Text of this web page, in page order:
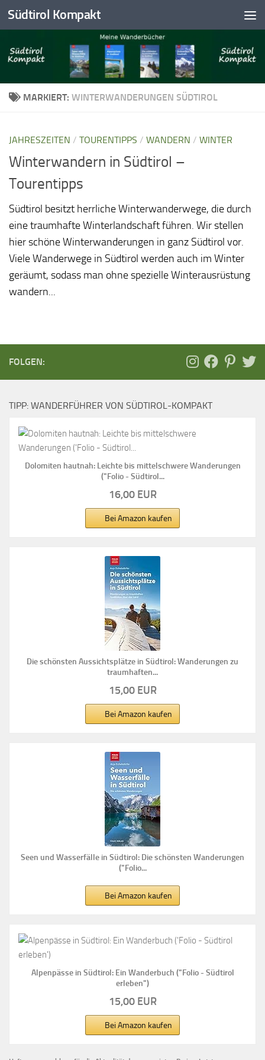
Skip to content
Südtirol Kompakt
MARKIERT: WINTERWANDERUNGEN SÜDTIROL
JAHRESZEITEN / TOURENTIPPS / WANDERN / WINTER
Winterwandern in Südtirol –
Tourentipps
Südtirol besitzt herrliche Winterwanderwege, die durch
eine traumhafte Winterlandschaft führen. Wir stellen
hier schöne Winterwanderungen in ganz Südtirol vor.
Viele Wanderwege in Südtirol werden auch im Winter
geräumt, sodass man ohne spezielle Winterausrüstung
wandern...
FOLGEN:
TIPP: WANDERFÜHRER VON SÜDTIROL-KOMPAKT
Dolomiten hautnah: Leichte bis mittelschwere Wanderungen
("Folio - Südtirol...
16,00 EUR
Bei Amazon kaufen
Die schönsten Aussichtsplätze in Südtirol: Wanderungen zu
traumhaften...
15,00 EUR
Bei Amazon kaufen
Seen und Wasserfälle in Südtirol: Die schönsten Wanderungen
("Folio...
Bei Amazon kaufen
Alpenpässe in Südtirol: Ein Wanderbuch ("Folio - Südtirol
erleben")
15,00 EUR
Bei Amazon kaufen